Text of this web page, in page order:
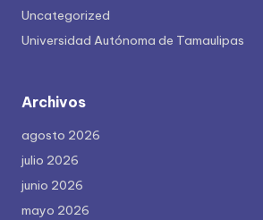
Uncategorized
Universidad Autónoma de Tamaulipas
Archivos
agosto 2026
julio 2026
junio 2026
mayo 2026